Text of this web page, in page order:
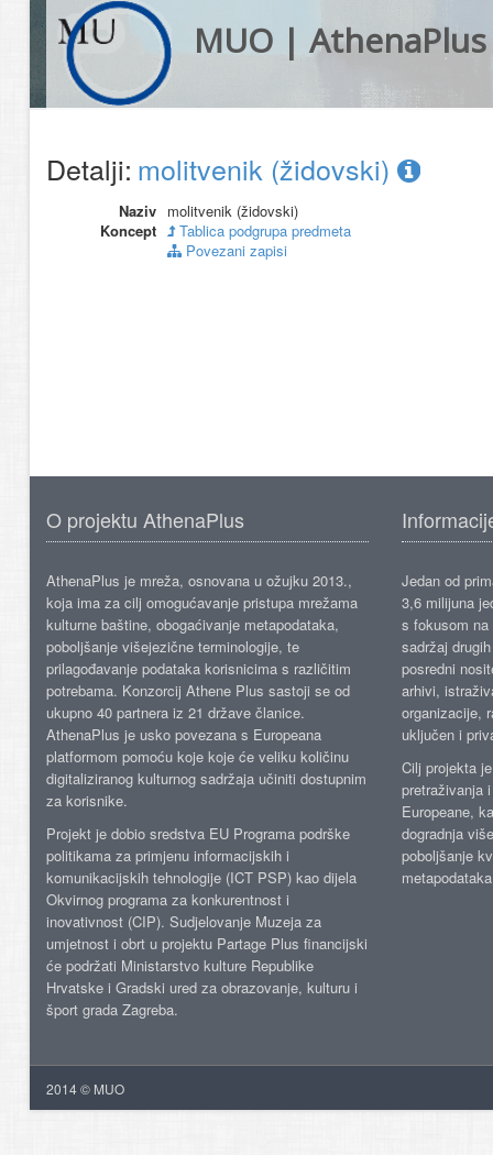
MUO | AthenaPlus
Detalji: molitvenik (židovski)
Naziv molitvenik (židovski)
Koncept
Tablica podgrupa predmeta
Povezani zapisi
O projektu AthenaPlus
AthenaPlus je mreža, osnovana u ožujku 2013.,
koja ima za cilj omogućavanje pristupa mrežama
kulturne baštine, obogaćivanje metapodataka,
poboljšanje višejezične terminologije, te
prilagođavanje podataka korisnicima s različitim
potrebama. Konzorcij Athene Plus sastoji se od
ukupno 40 partnera iz 21 države članice.
AthenaPlus je usko povezana s Europeana
platformom pomoću koje koje će veliku količinu
digitaliziranog kulturnog sadržaja učiniti dostupnim
za korisnike.
Projekt je dobio sredstva EU Programa podrške
politikama za primjenu informacijskih i
komunikacijskih tehnologije (ICT PSP) kao dijela
Okvirnog programa za konkurentnost i
inovativnost (CIP). Sudjelovanje Muzeja za
umjetnost i obrt u projektu Partage Plus financijski
će podržati Ministarstvo kulture Republike
Hrvatske i Gradski ured za obrazovanje, kulturu i
šport grada Zagreba.
Jedan od
3,6 milijuna
s fokusom
sadržaj
posredni
arhivi,
organizacije,
uključen i
Cilj projekta
pretraživanja
Europeane,
dogradnja
poboljšanje
2014 © MUO